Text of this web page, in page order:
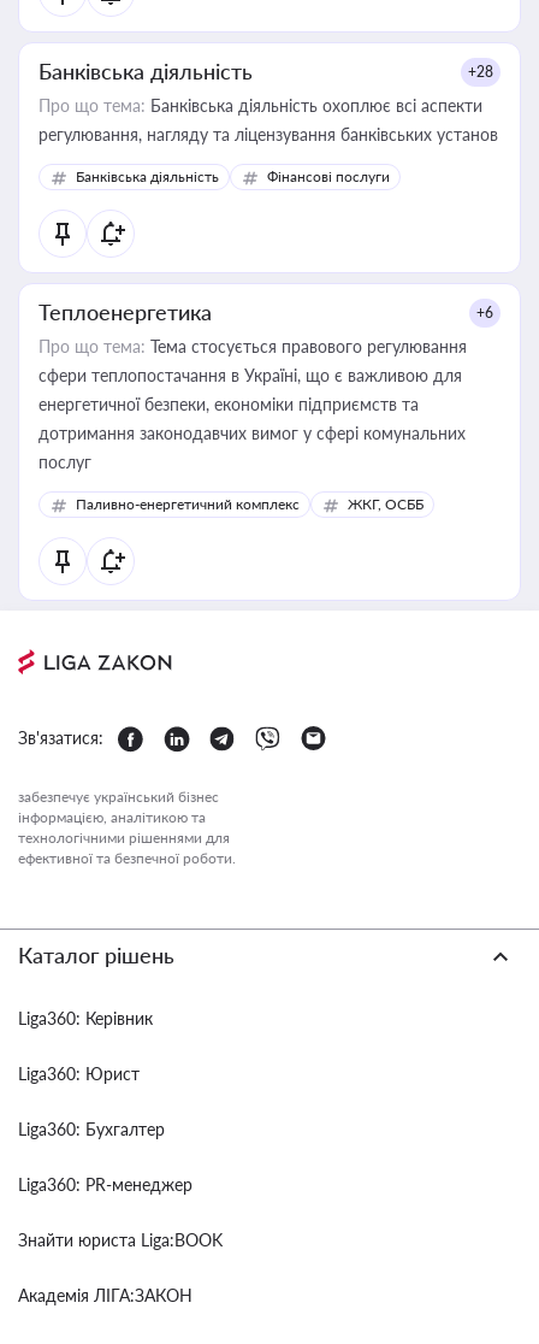
Банківська діяльність +28
Про що тема: Банківська діяльність охоплює всі аспекти
регулювання, нагляду та ліцензування банківських установ
Банківська діяльність Фінансові послуги
Теплоенергетика +6
Про що тема: Тема стосується правового регулювання
сфери теплопостачання в Україні, що є важливою для
енергетичної безпеки, економіки підприємств та
дотримання законодавчих вимог у сфері комунальних
послуг
Паливно-енергетичний комплекс ЖКГ, ОСББ
Зв'язатися:
забезпечує український бізнес
інформацією, аналітикою та
технологічними рішеннями для
ефективної та безпечної роботи.
Каталог рішень
Liga360: Керівник
Liga360: Юрист
Liga360: Бухгалтер
Liga360: PR-менеджер
Знайти юриста Liga:BOOK
Академія ЛІГА:ЗАКОН